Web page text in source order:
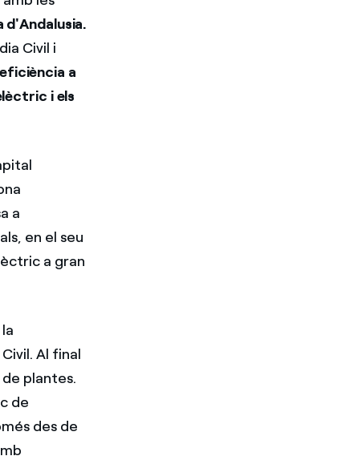
d'Andalusia.
Civil i
a
i els
a
en el seu
a gran
Al final
plantes.
de
des de